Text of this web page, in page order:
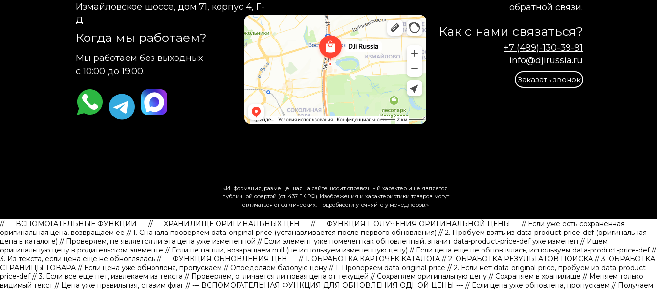
Когда мы работаем? Как с нами связаться?
Измайловское шоссе, дом 71, корпус 4, Г-
Д
Мы работаем без выходных
с 10:00 до 19:00.
обратной связи.
+7 (499)-130-39-91
info@djirussia.ru
Заказать звонок
«Информация, размещённая на сайте, носит справочный характер и не является
публичной офертой (ст. 437 ГК РФ). Изображения и характеристики товаров могут
отличаться от фактических. Подробности уточняйте у менеджеров.»
// --- ВСПОМОГАТЕЛЬНЫЕ ФУНКЦИИ --- // --- ХРАНИЛИЩЕ ОРИГИНАЛЬНЫХ ЦЕН --- // --- ФУНКЦИЯ ПОЛУЧЕНИЯ ОРИГИНАЛЬНОЙ ЦЕНЫ --- // Если уже есть сохраненная
оригинальная цена, возвращаем ее // 1. Сначала проверяем data-original-price (устанавливается после первого обновления) // 2. Пробуем взять из data-product-price-def (оригинальная
цена в каталоге) // Проверяем, не является ли эта цена уже измененной // Если элемент уже помечен как обновленный, значит data-product-price-def уже изменен // Ищем
оригинальную цену в родительском элементе // Если не нашли, возвращаем null (не используем измененную цену) // Если цена еще не обновлялась, используем data-product-price-def//
3. Из текста, если цена еще не обновлялась // --- ФУНКЦИЯ ОБНОВЛЕНИЯ ЦЕН --- // 1. ОБРАБОТКА КАРТОЧЕК КАТАЛОГА // 2. ОБРАБОТКА РЕЗУЛЬТАТОВ ПОИСКА // 3. ОБРАБОТКА
СТРАНИЦЫ ТОВАРА // Если цена уже обновлена, пропускаем // Определяем базовую цену // 1. Проверяем data-original-price // 2. Если нет data-original-price, пробуем из data-product-
price-def// 3. Если все еще нет, извлекаем из текста // Проверяем, отличается ли новая цена от текущей // Сохраняем оригинальную цену // Сохраняем в хранилище // Меняем только
видимый текст // Цена уже правильная, ставим флаг// --- ВСПОМОГАТЕЛЬНАЯ ФУНКЦИЯ ДЛЯ ОБНОВЛЕНИЯ ОДНОЙ ЦЕНЫ --- // Если цена уже обновлена, пропускаем // Получаем